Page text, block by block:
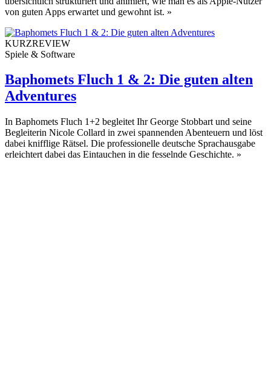
von guten Apps erwartet und gewohnt ist. »
KURZREVIEW
Spiele & Software
Baphomets Fluch 1 & 2: Die guten alten
Adventures
In Baphomets Fluch 1+2 begleitet Ihr George Stobbart und seine
Begleiterin Nicole Collard in zwei spannenden Abenteuern und löst
dabei knifflige Rätsel. Die professionelle deutsche Sprachausgabe
erleichtert dabei das Eintauchen in die fesselnde Geschichte. »